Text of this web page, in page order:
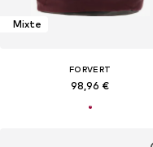
Mixte
FORVERT
98,96 €